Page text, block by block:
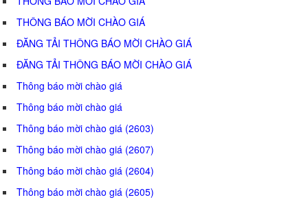
THÔNG BÁO MỜI CHÀO GIÁ
ĐĂNG TẢI THÔNG BÁO MỜI CHÀO GIÁ
ĐĂNG TẢI THÔNG BÁO MỜI CHÀO GIÁ
Thông báo mời chào giá
Thông báo mời chào giá
Thông báo mời chào giá (2603)
Thông báo mời chào giá (2607)
Thông báo mời chào giá (2604)
Thông báo mời chào giá (2605)